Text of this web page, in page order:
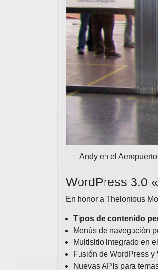
Andy en el
WordPress 3.0
En honor a Thelonious
Tipos de contenido
Menús de navegación
Multisitio integrado en
Fusión de WordPress y
Nuevas APIs para